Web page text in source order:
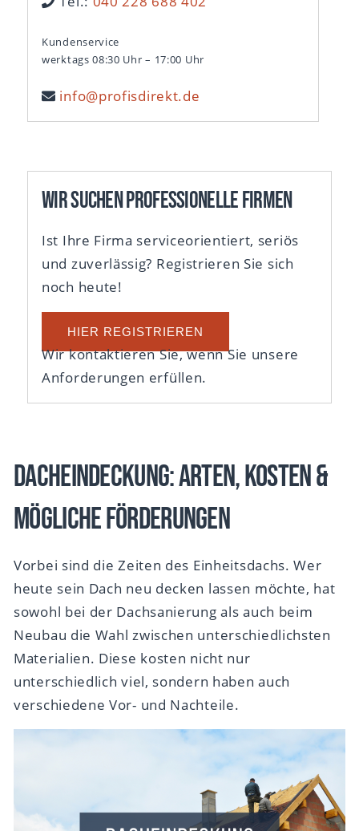
Kundenservice
werktags 08:30 Uhr – 17:00 Uhr
info@profisdirekt.de
Wir suchen professionelle Firmen
Ist Ihre Firma serviceorientiert, seriös
und zuverlässig? Registrieren Sie sich
noch heute!
HIER REGISTRIEREN
Wir kontaktieren Sie, wenn Sie unsere
Anforderungen erfüllen.
Dacheindeckung: Arten, Kosten &
mögliche Förderungen
Vorbei sind die Zeiten des Einheitsdachs. Wer
heute sein Dach neu decken lassen möchte, hat
sowohl bei der Dachsanierung als auch beim
Neubau die Wahl zwischen unterschiedlichsten
Materialien. Diese kosten nicht nur
unterschiedlich viel, sondern haben auch
verschiedene Vor- und Nachteile.